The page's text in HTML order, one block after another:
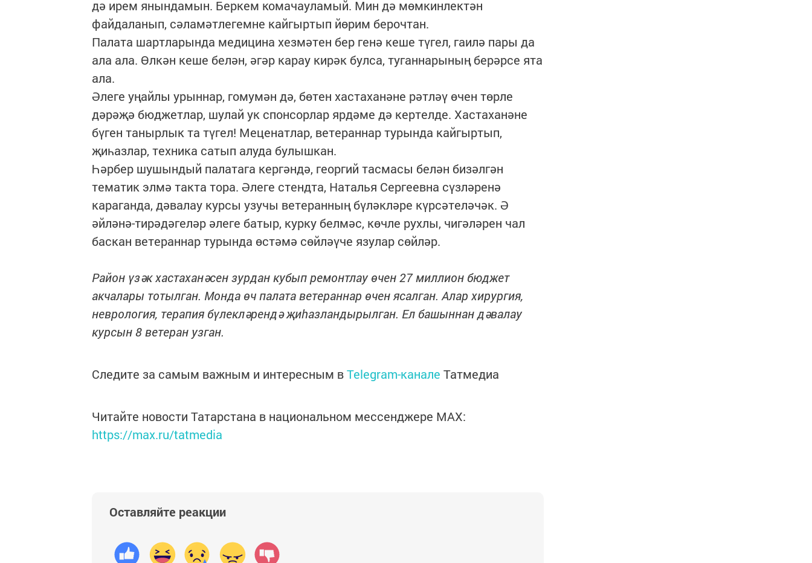
дә ирем янындамын. Беркем комачауламый. Мин дә мөмкинлектән
файдаланып, сәламәтлегемне кайгыртып йөрим берочтан.
Палата шартларында медицина хезмәтен бер генә кеше түгел, гаилә пары да
ала ала. Өлкән кеше белән, әгәр карау кирәк булса, туганнарының берәрсе ята
ала.
Әлеге уңайлы урыннар, гомумән дә, бөтен хастаханәне рәтләү өчен төрле
дәрәҗә бюджетлар, шулай ук спонсорлар ярдәме дә кертелде. Хастаханәне
бүген танырлык та түгел! Меценатлар, ветераннар турында кайгыртып,
җиһазлар, техника сатып алуда булышкан.
Һәрбер шушындый палатага кергәндә, георгий тасмасы белән бизәлгән
тематик элмә такта тора. Әлеге стендта, Наталья Сергеевна сүзләренә
караганда, дәвалау курсы узучы ветеранның бүләкләре күрсәтеләчәк. Ә
әйләнә-тирәдәгеләр әлеге батыр, курку белмәс, көчле рухлы, чигәләрен чал
баскан ветераннар турында өстәмә сөйләүче язулар сөйләр.
Район үзәк хастаханәсен зурдан кубып ремонтлау өчен 27 миллион бюджет
акчалары тотылган. Монда өч палата ветераннар өчен ясалган. Алар хирургия,
неврология, терапия бүлекләрендә җиһазландырылган. Ел башыннан дәвалау
курсын 8 ветеран узган.
Следите за самым важным и интересным вTelegram-канале Татмедиа
Читайте новости Татарстана в национальном мессенджере MАХ:
https://max.ru/tatmedia
Оставляйте реакции